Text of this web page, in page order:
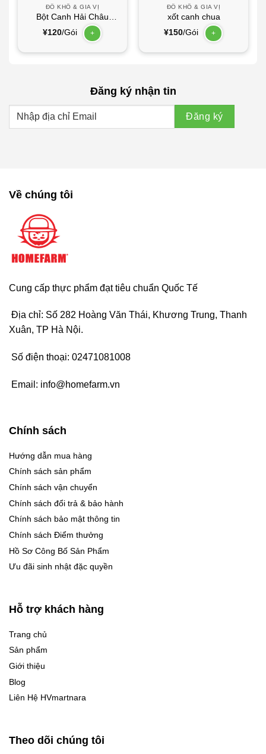
ĐỒ KHÔ & GIA VỊ
Bột Canh Hải Châu
¥120/Gói +
ĐỒ KHÔ & GIA VỊ
xốt canh chua
¥150/Gói +
Đăng ký nhận tin
Về chúng tôi
Cung cấp thực phẩm đạt tiêu chuẩn Quốc Tế
Địa chỉ: Số 282 Hoàng Văn Thái, Khương Trung, Thanh
Xuân, TP Hà Nội.
Số điện thoại: 02471081008
Email: info@homefarm.vn
Chính sách
Hướng dẫn mua hàng
Chính sách sản phẩm
Chính sách vận chuyển
Chính sách đổi trả & bảo hành
Chính sách bảo mật thông tin
Chính sách Điểm thưởng
Hồ Sơ Công Bố Sản Phẩm
Ưu đãi sinh nhật đặc quyền
Hỗ trợ khách hàng
Trang chủ
Sản phẩm
Giới thiệu
Blog
Liên Hệ HVmartnara
Theo dõi chúng tôi